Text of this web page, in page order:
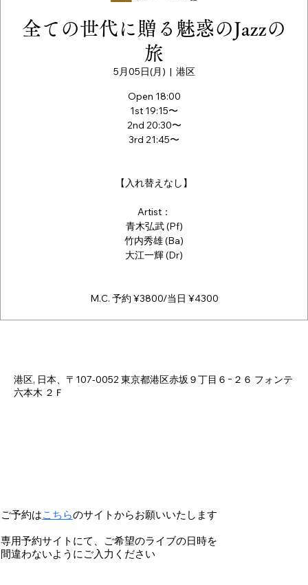
ご予約はこちらのサイトからお願いいたします
専用予約サイトにて、ご希望のライブの日時を
間違わないようにご入力ください
全ての世代に贈る魅惑のJazzの
旅
5月05日(月)
  |
港区
Open 18:00
1st 19:15〜
2nd 20:30〜
3rd 21:45〜
【入れ替えなし】
Artist：
青木弘武 (Pf)
竹内秀雄 (Ba)
大江一輝 (Dr)
M.C. 予約 ¥3800/当日 ¥4300
港区, 日本、〒107-0052 東京都港区赤坂９丁目６−２６ フォンテ
六本木 ２Ｆ